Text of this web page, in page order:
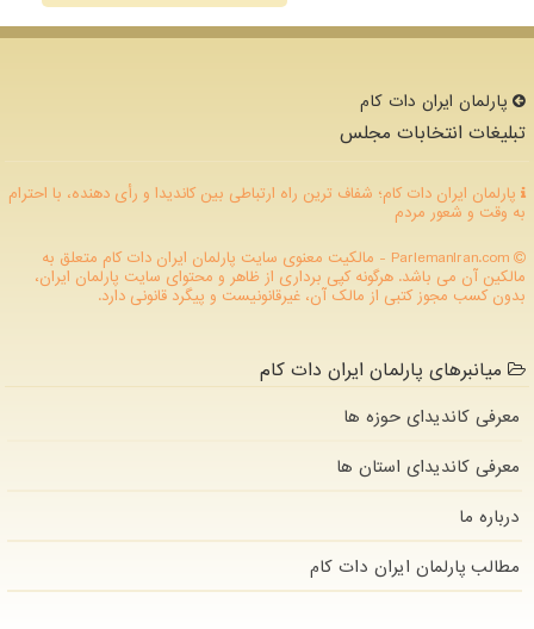
پارلمان ایران دات كام
تبلیغات انتخابات مجلس
پارلمان ایران دات کام؛ شفاف ترین راه ارتباطی بین کاندیدا و رأی دهنده، با احترام
به وقت و شعور مردم
ParlemanIran.com - مالکیت معنوی سایت پارلمان ایران دات كام متعلق به
مالکین آن می باشد. هرگونه کپی برداری از ظاهر و محتوای سایت پارلمان ایران،
بدون کسب مجوز کتبی از مالک آن، غیرقانونیست و پیگرد قانونی دارد.
میانبرهای پارلمان ایران دات کام
معرفی کاندیدای حوزه ها
معرفی کاندیدای استان ها
درباره ما
مطالب پارلمان ایران دات كام